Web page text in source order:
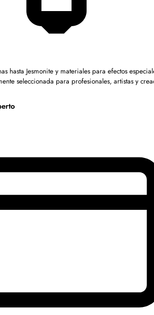
hasta Jesmonite y materiales para efectos
seleccionada para profesionales, artistas y